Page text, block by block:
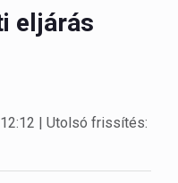
eljárás
| Utolsó frissítés: